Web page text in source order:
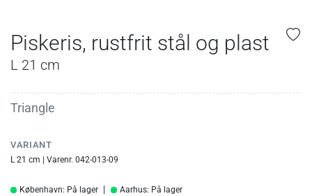
Piskeris, rustfrit stål og plast
L 21 cm
Triangle
VARIANT
L 21 cm | Varenr. 042-013-09
København: På lager Aarhus: På lager